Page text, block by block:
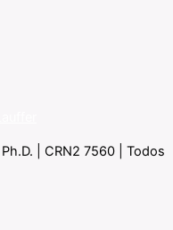
| CRN2 7560 | Todos